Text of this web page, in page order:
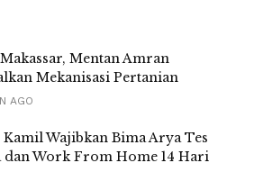
Mentan Amran
Mekanisasi Pertanian
AGO
Wajibkan Bima Arya Tes
dan Work From Home 14 Hari